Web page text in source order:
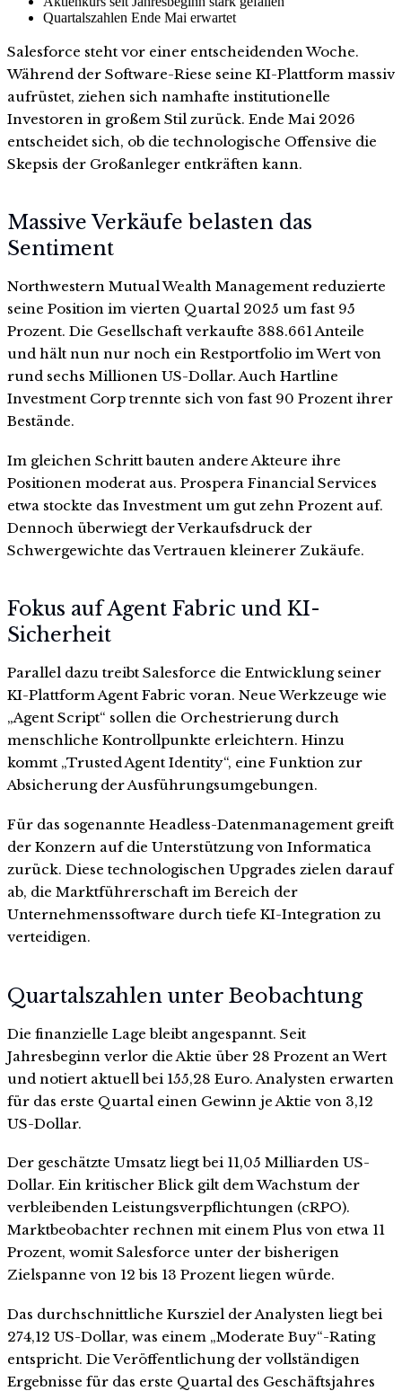
Quartalszahlen Ende Mai erwartet
Salesforce steht vor einer entscheidenden Woche.
Während der Software-Riese seine KI-Plattform massiv
aufrüstet, ziehen sich namhafte institutionelle
Investoren in großem Stil zurück. Ende Mai 2026
entscheidet sich, ob die technologische Offensive die
Skepsis der Großanleger entkräften kann.
Massive Verkäufe belasten das
Sentiment
Northwestern Mutual Wealth Management reduzierte
seine Position im vierten Quartal 2025 um fast 95
Prozent. Die Gesellschaft verkaufte 388.661 Anteile
und hält nun nur noch ein Restportfolio im Wert von
rund sechs Millionen US-Dollar. Auch Hartline
Investment Corp trennte sich von fast 90 Prozent ihrer
Bestände.
Im gleichen Schritt bauten andere Akteure ihre
Positionen moderat aus. Prospera Financial Services
etwa stockte das Investment um gut zehn Prozent auf.
Dennoch überwiegt der Verkaufsdruck der
Schwergewichte das Vertrauen kleinerer Zukäufe.
Fokus auf Agent Fabric und KI-
Sicherheit
Parallel dazu treibt Salesforce die Entwicklung seiner
KI-Plattform Agent Fabric voran. Neue Werkzeuge wie
„Agent Script“ sollen die Orchestrierung durch
menschliche Kontrollpunkte erleichtern. Hinzu
kommt „Trusted Agent Identity“, eine Funktion zur
Absicherung der Ausführungsumgebungen.
Für das sogenannte Headless-Datenmanagement greift
der Konzern auf die Unterstützung von Informatica
zurück. Diese technologischen Upgrades zielen darauf
ab, die Marktführerschaft im Bereich der
Unternehmenssoftware durch tiefe KI-Integration zu
verteidigen.
Quartalszahlen unter Beobachtung
Die finanzielle Lage bleibt angespannt. Seit
Jahresbeginn verlor die Aktie über 28 Prozent an Wert
und notiert aktuell bei 155,28 Euro. Analysten erwarten
für das erste Quartal einen Gewinn je Aktie von 3,12
US-Dollar.
Der geschätzte Umsatz liegt bei 11,05 Milliarden US-
Dollar. Ein kritischer Blick gilt dem Wachstum der
verbleibenden Leistungsverpflichtungen (cRPO).
Marktbeobachter rechnen mit einem Plus von etwa 11
Prozent, womit Salesforce unter der bisherigen
Zielspanne von 12 bis 13 Prozent liegen würde.
Das durchschnittliche Kursziel der Analysten liegt bei
274,12 US-Dollar, was einem „Moderate Buy“-Rating
entspricht. Die Veröffentlichung der vollständigen
Ergebnisse für das erste Quartal des Geschäftsjahres